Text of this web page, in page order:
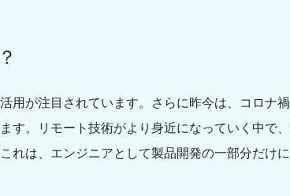
用が注目されています。さらに昨今は、コロナ
す。リモート技術がより身近になっていく中で
れは、エンジニアとして製品開発の一部分だけ